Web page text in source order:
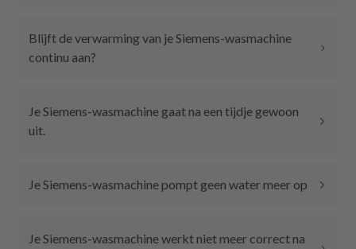
Blijft de verwarming van je Siemens-wasmachine
continu aan?
Je Siemens-wasmachine gaat na een tijdje gewoon
uit.
Je Siemens-wasmachine pompt geen water meer op
Je Siemens-wasmachine werkt niet meer correct na